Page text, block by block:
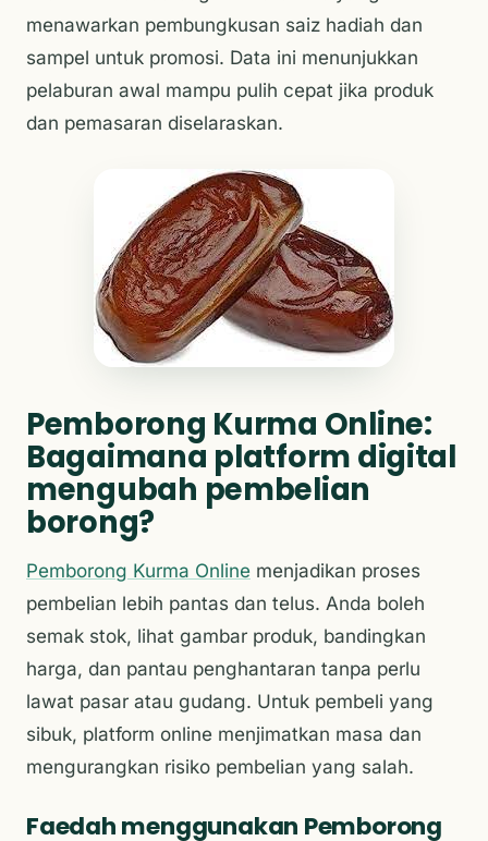
menawarkan pembungkusan saiz hadiah dan
sampel untuk promosi. Data ini menunjukkan
pelaburan awal mampu pulih cepat jika produk
dan pemasaran diselaraskan.
Pemborong Kurma Online:
Bagaimana platform digital
mengubah pembelian
borong?
Pemborong Kurma Online menjadikan proses
pembelian lebih pantas dan telus. Anda boleh
semak stok, lihat gambar produk, bandingkan
harga, dan pantau penghantaran tanpa perlu
lawat pasar atau gudang. Untuk pembeli yang
sibuk, platform online menjimatkan masa dan
mengurangkan risiko pembelian yang salah.
Faedah menggunakan Pemborong